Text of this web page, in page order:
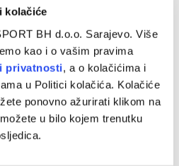
kolačiće
BH d.o.o. Sarajevo. Više
kao i o vašim pravima
privatnosti, a o kolačićima i
u Politici kolačića. Kolačiće
ponovno ažurirati klikom na
u bilo kojem trenutku